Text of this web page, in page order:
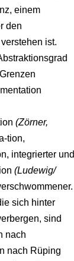
einem
den
ist.
(Zörner,
tion,
integrierter und
(Ludewig/
sich hinter
sind
nach
nach Rüping